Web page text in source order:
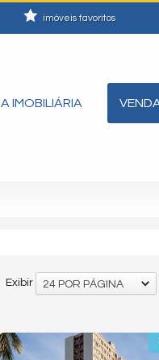
imóveis favoritos
A IMOBILIÁRIA
Exibir 24 POR PÁGINA